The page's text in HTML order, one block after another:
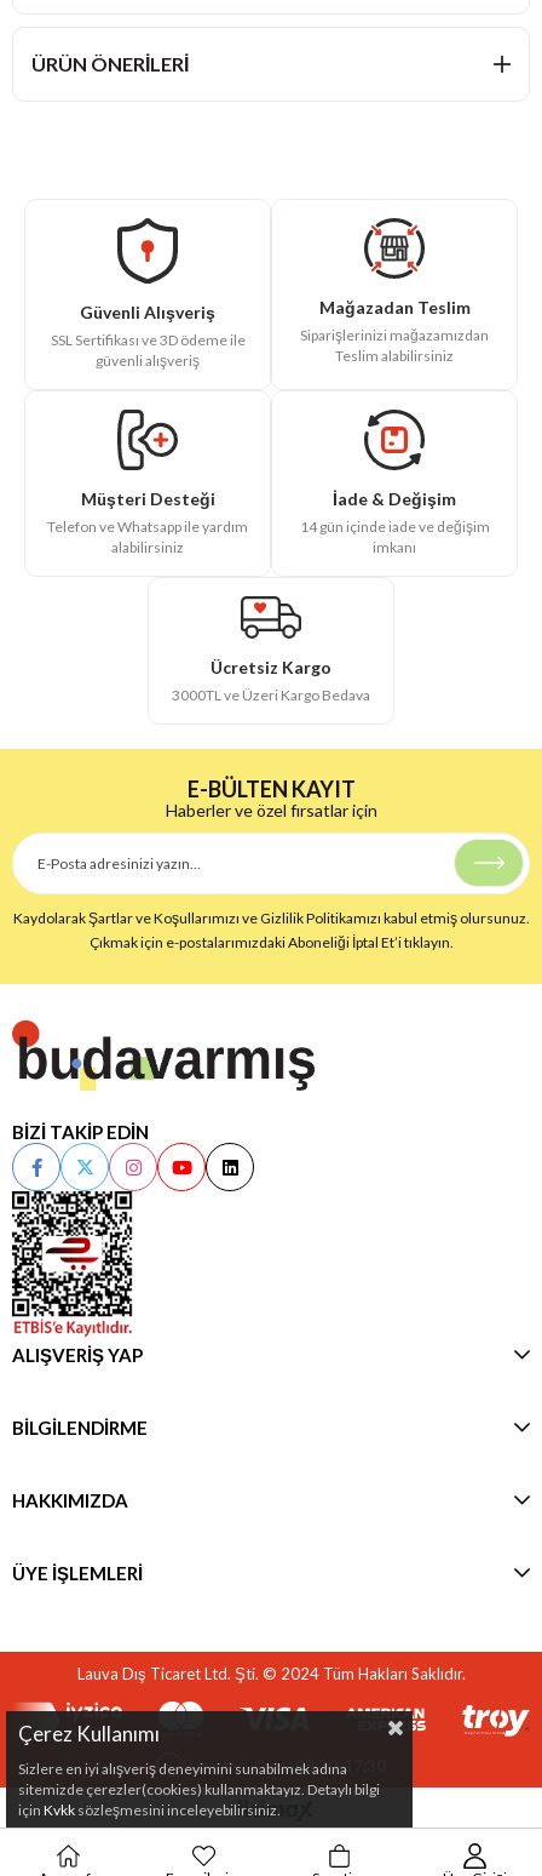
ÜRÜN ÖNERILERI
Güvenli Alışveriş
SSL Sertifikası ve 3D ödeme ile
güvenli alışveriş
Mağazadan Teslim
Siparişlerinizi mağazamızdan
Teslim alabilirsiniz
Müşteri Desteği
Telefon ve Whatsapp ile yardım
alabilirsiniz
İade & Değişim
14 gün içinde iade ve değişim
imkanı
Ücretsiz Kargo
3000TL ve Üzeri Kargo Bedava
E-BÜLTEN KAYIT
Haberler ve özel fırsatlar için
Kaydolarak Şartlar ve Koşullarımızı ve Gizlilik Politikamızı kabul etmiş olursunuz.
Çıkmak için e-postalarımızdaki Aboneliği İptal Et’i tıklayın.
BİZİ TAKİP EDİN
ALIŞVERİŞ YAP
BİLGİLENDİRME
HAKKIMIZDA
ÜYE İŞLEMLERİ
Lauva Dış Ticaret Ltd. Şti. © 2024 Tüm Hakları Saklıdır.
Pazartesi-Cuma08:30-17:30
Çerez Kullanımı
Sizlere en iyi alışveriş deneyimini sunabilmek adına
sitemizde çerezler(cookies) kullanmaktayız. Detaylı bilgi
için Kvkk sözleşmesini inceleyebilirsiniz.